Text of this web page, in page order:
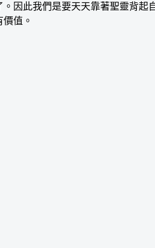
因此我們是要天天靠著聖靈背
值。